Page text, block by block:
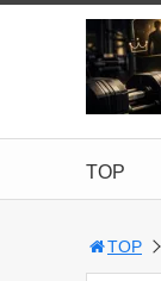
TOP
TOP